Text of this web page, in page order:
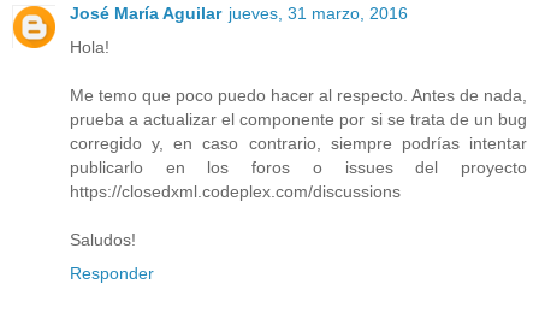
José María Aguilar jueves, 31 marzo, 2016
Hola!
Me temo que poco puedo hacer al respecto. Antes de nada,
prueba a actualizar el componente por si se trata de un bug
corregido y, en caso contrario, siempre podrías intentar
publicarlo en los foros o issues del proyecto
https://closedxml.codeplex.com/discussions
Saludos!
Responder